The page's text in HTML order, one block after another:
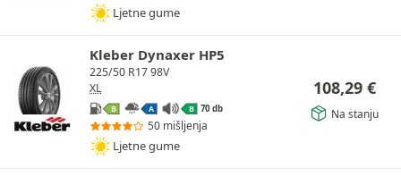
Ljetne gume
Kleber Dynaxer HP5
225/50 R17 98V
XL
B A B 70 db
50 mišljenja
Ljetne gume
108,29 €
Na stanju